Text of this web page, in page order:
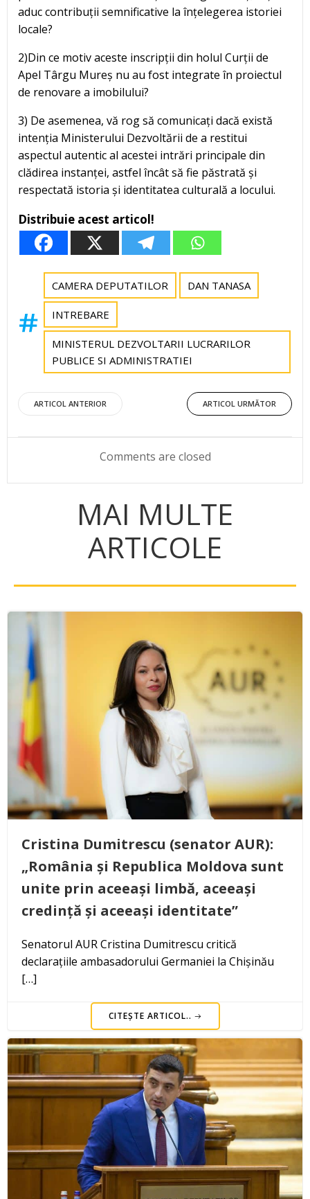
aduc contribuții semnificative la înțelegerea istoriei
locale?
2)Din ce motiv aceste inscripții din holul Curții de
Apel Târgu Mureș nu au fost integrate în proiectul
de renovare a imobilului?
3) De asemenea, vă rog să comunicați dacă există
intenția Ministerului Dezvoltării de a restitui
aspectul autentic al acestei intrări principale din
clădirea instanței, astfel încât să fie păstrată și
respectată istoria și identitatea culturală a locului.
Distribuie acest articol!
CAMERA DEPUTATILOR DAN TANASA
INTREBARE
MINISTERUL DEZVOLTARII LUCRARILOR
PUBLICE SI ADMINISTRATIEI
Post
navigation
ARTICOL ANTERIOR
Post
navigation
ARTICOL URMĂTOR
Comments are closed
MAI MULTE
ARTICOLE
Cristina Dumitrescu (senator AUR):
„România și Republica Moldova sunt
unite prin aceeași limbă, aceeași
credință și aceeași identitate”
Senatorul AUR Cristina Dumitrescu critică
declarațiile ambasadorului Germaniei la Chișinău
[…]
CITEȘTE ARTICOL..